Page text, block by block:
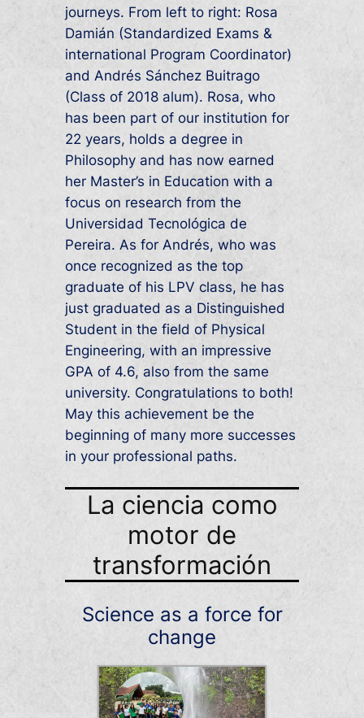
journeys. From left to right: Rosa
Damián (Standardized Exams &
international Program Coordinator)
and Andrés Sánchez Buitrago
(Class of 2018 alum). Rosa, who
has been part of our institution for
22 years, holds a degree in
Philosophy and has now earned
her Master’s in Education with a
focus on research from the
Universidad Tecnológica de
Pereira. As for Andrés, who was
once recognized as the top
graduate of his LPV class, he has
just graduated as a Distinguished
Student in the field of Physical
Engineering, with an impressive
GPA of 4.6, also from the same
university. Congratulations to both!
May this achievement be the
beginning of many more successes
in your professional paths.
La ciencia como
motor de
transformación
Science as a force for
change